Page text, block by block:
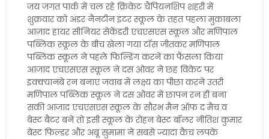
जय जगत पार्क में चल रहे क्रिकेट चैंपियनशिप शहरी में
शुक्रवार को अंडर नैनटीन इंटर स्कूल के तहत पहला मुकाबला
आज़ाद हायर सीनियर सेकेंडरी एचएसएस स्कूल और मणिपाल
पब्लिक स्कूल के बीच खेला गया टॉस जीतकर मणिपाल
पब्लिक स्कूल ने पहले फिल्डिंग करनें का फैसला किया
आजाद एचएसएस स्कूल ने दस ओवर ने छह विकेट पर
इक्क्यानबे रन बनाए जवाब में लक्ष्य का पीछा करने उतरी
मणिपाल पब्लिक स्कूल ने दस ओवर में छापन रन ही बना
सकी आजाद एचएसएस स्कूल के सौरभ मैन ऑफ द मैच व
बेस्ट बैटर बनें तो इसी स्कूल के रोहन बेस्ट बॉलर नीतिश कुमार
बेस्ट फिल्डर और अबू सुमामा ने सबसे ज्यादा कैच लपके